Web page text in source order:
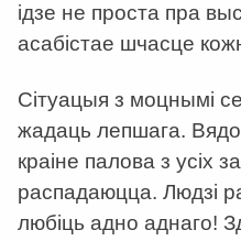
ідзе не проста пра
асабістае шчасце
Сітуацыя з моцнымі
жадаць лепшага.
краіне палова з усіх
распадаюцца. Людзі
любіць адно аднаго!